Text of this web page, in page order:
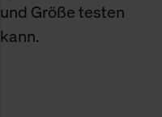
und Größe testen
kann.